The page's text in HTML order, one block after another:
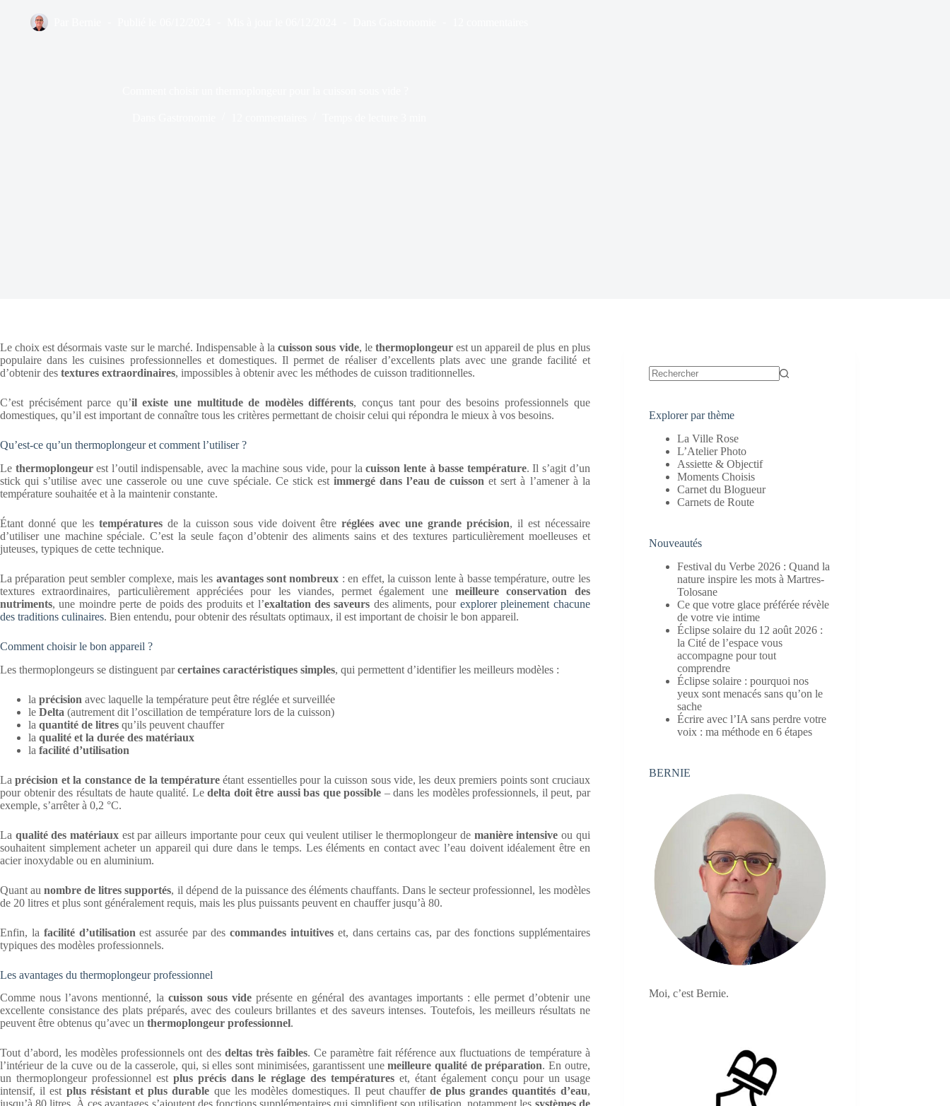
Le choix est désormais vaste sur le marché. Indispensable à lacuisson sous vide, le thermoplongeurest un appareil de plus en plus
populaire dans les cuisines professionnelles et domestiques. Il permet de réaliser d’excellents plats avec une grande facilité et
d’obtenir des textures extraordinaires, impossibles à obtenir avec les méthodes de cuisson traditionnelles.
C’est précisément parce qu’il existe une multitude de modèles différents, conçus tant pour des besoins professionnels que
domestiques, qu’il est important de connaître tous les critères permettant de choisir celui qui répondra le mieux à vos besoins.
Qu’est-ce qu’un thermoplongeur et comment l’utiliser ?
Le thermoplongeurest l’outil indispensable, avec la machine sous vide, pour lacuisson lente à basse température. Il s’agit d’un
stick qui s’utilise avec une casserole ou une cuve spéciale. Ce stick est immergé dans l’eau de cuisson et sert à l’amener à la
température souhaitée et à la maintenir constante.
Étant donné que les températuresde la cuisson sous vide doivent êtreréglées avec une grande précision, il est nécessaire
d’utiliser une machine spéciale. C’est la seule façon d’obtenir des aliments sains et des textures particulièrement moelleuses et
juteuses, typiques de cette technique.
La préparation peut sembler complexe, mais les avantages sont nombreux : en effet, la cuisson lente à basse température, outre les
textures extraordinaires, particulièrement appréciées pour les viandes, permet également unemeilleure conservation des
nutriments, une moindre perte de poids des produits et l’exaltation des saveurs des aliments, pour explorer pleinement chacune
des traditions culinaires. Bien entendu, pour obtenir des résultats optimaux, il est important de choisir le bon appareil.
Comment choisir le bon appareil ?
Les thermoplongeurs se distinguent parcertaines caractéristiques simples, qui permettent d’identifier les meilleurs modèles :
la précision avec laquelle la température peut être réglée et surveillée
le Delta (autrement dit l’oscillation de température lors de la cuisson)
la quantité de litres qu’ils peuvent chauffer
la qualité et la durée des matériaux
la facilité d’utilisation
Laprécision et la constance de la température étant essentielles pour la cuisson sous vide, les deux premiers points sont cruciaux
pour obtenir des résultats de haute qualité. Ledelta doit être aussi bas que possible – dans les modèles professionnels, il peut, par
exemple, s’arrêter à 0,2 °C.
La qualité des matériaux est par ailleurs importante pour ceux qui veulent utiliser le thermoplongeur de manière intensive ou qui
souhaitent simplement acheter un appareil qui dure dans le temps. Les éléments en contact avec l’eau doivent idéalement être en
acier inoxydable ou en aluminium.
Quant aunombre de litres supportés, il dépend de la puissance des éléments chauffants. Dans le secteur professionnel, les modèles
de 20 litres et plus sont généralement requis, mais les plus puissants peuvent en chauffer jusqu’à 80.
Enfin, la facilité d’utilisation est assurée par des commandes intuitives et, dans certains cas, par des fonctions supplémentaires
typiques des modèles professionnels.
Les avantages du thermoplongeur professionnel
Comme nous l’avons mentionné, la cuisson sous vide présente en général des avantages importants : elle permet d’obtenir une
excellente consistance des plats préparés, avec des couleurs brillantes et des saveurs intenses. Toutefois, les meilleurs résultats ne
peuvent être obtenus qu’avec un thermoplongeur professionnel.
Tout d’abord, les modèles professionnels ont des deltas très faibles. Ce paramètre fait référence aux fluctuations de température à
l’intérieur de la cuve ou de la casserole, qui, si elles sont minimisées, garantissent unemeilleure qualité de préparation. En outre,
un thermoplongeur professionnel est plus précis dans le réglage des températures et, étant également conçu pour un usage
intensif, il est plus résistant et plus durable que les modèles domestiques. Il peut chauffer de plus grandes quantités d’eau,
Explorer par thème
La Ville Rose
L’Atelier Photo
Assiette & Objectif
Moments Choisis
Carnet du Blogueur
Carnets de Route
Nouveautés
Festival du Verbe 2026 : Quand la
nature inspire les mots à Martres-
Tolosane
Ce que votre glace préférée révèle
de votre vie intime
Éclipse solaire du 12 août 2026 :
la Cité de l’espace vous
accompagne pour tout
comprendre
Éclipse solaire : pourquoi nos
yeux sont menacés sans qu’on le
sache
Écrire avec l’IA sans perdre votre
voix : ma méthode en 6 étapes
BERNIE
Moi, c’est Bernie.